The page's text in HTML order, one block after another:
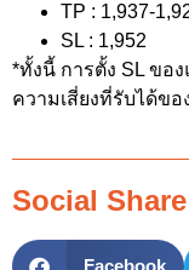
TP : 1,937-
SL : 1,952
*ทั้งนี้ การตั้ง SL ขอ
ความเสี่ยงที่รับได้ข
Social Share
Facebook